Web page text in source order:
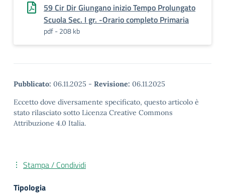
59 Cir Dir Giungano inizio Tempo Prolungato
Scuola Sec. I gr. -Orario completo Primaria
pdf - 208 kb
Pubblicato: 06.11.2025 - Revisione: 06.11.2025
Eccetto dove diversamente specificato, questo articolo è
stato rilasciato sotto Licenza Creative Commons
Attribuzione 4.0 Italia.
Stampa / Condividi
Tipologia